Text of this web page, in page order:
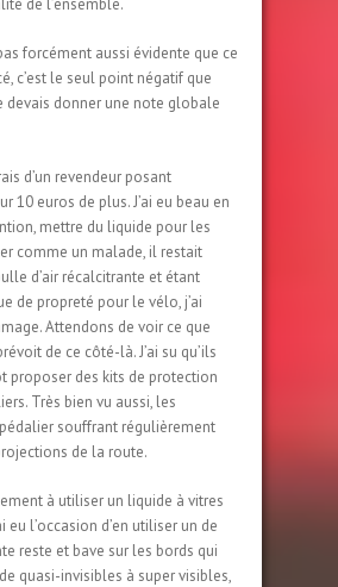
de l’ensemble.
forcément aussi évidente que ce
c’est le seul point négatif que
devais donner une note globale
d’un revendeur posant
10 euros de plus. J’ai eu beau en
mettre du liquide pour les
comme un malade, il restait
d’air récalcitrante et étant
de propreté pour le vélo, j’ai
Attendons de voir ce que
de ce côté-là. J’ai su qu’ils
proposer des kits de protection
Très bien vu aussi, les
souffrant régulièrement
de la route.
à utiliser un liquide à vitres
eu l’occasion d’en utiliser un de
reste et bave sur les bords qui
quasi-invisibles à super visibles,